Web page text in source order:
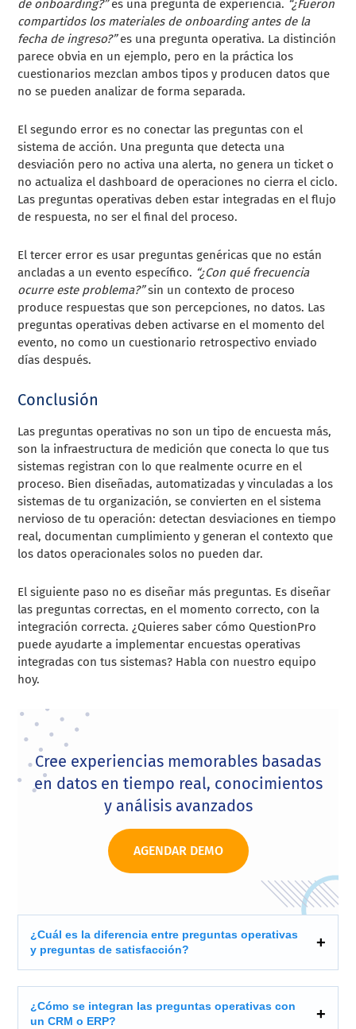
de onboarding?”es una pregunta de experiencia. “¿Fueron
compartidos los materiales de onboarding antes de la
fecha de ingreso?”es una pregunta operativa. La distinción
parece obvia en un ejemplo, pero en la práctica los
cuestionarios mezclan ambos tipos y producen datos que
no se pueden analizar de forma separada.
El segundo error es no conectar las preguntas con el
sistema de acción. Una pregunta que detecta una
desviación pero no activa una alerta, no genera un ticket o
no actualiza el dashboard de operaciones no cierra el ciclo.
Las preguntas operativas deben estar integradas en el flujo
de respuesta, no ser el final del proceso.
El tercer error es usar preguntas genéricas que no están
ancladas a un evento específico. “¿Con qué frecuencia
ocurre este problema?”sin un contexto de proceso
produce respuestas que son percepciones, no datos. Las
preguntas operativas deben activarse en el momento del
evento, no como un cuestionario retrospectivo enviado
días después.
Conclusión
Las preguntas operativas no son un tipo de encuesta más,
son la infraestructura de medición que conecta lo que tus
sistemas registran con lo que realmente ocurre en el
proceso. Bien diseñadas, automatizadas y vinculadas a los
sistemas de tu organización, se convierten en el sistema
nervioso de tu operación: detectan desviaciones en tiempo
real, documentan cumplimiento y generan el contexto que
los datos operacionales solos no pueden dar.
El siguiente paso no es diseñar más preguntas. Es diseñar
las preguntas correctas, en el momento correcto, con la
integración correcta. ¿Quieres saber cómo QuestionPro
puede ayudarte a implementar encuestas operativas
integradas con tus sistemas? Habla con nuestro equipo
hoy.
Cree experiencias memorables basadas
en datos en tiempo real, conocimientos
y análisis avanzados
AGENDAR DEMO
¿Cuál es la diferencia entre preguntas operativas
y preguntas de satisfacción?
¿Cómo se integran las preguntas operativas con
un CRM o ERP?